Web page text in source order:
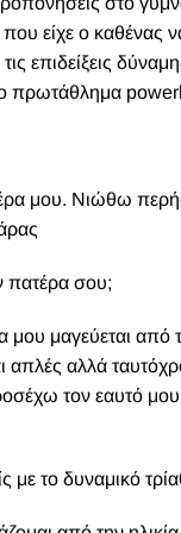
που είχε ο
επιδείξεις
πρωτάθλημα
μου. Νιώθω
πατέρα σου;
μου μαγεύεται από
αλλά
τον εαυτό
το δυναμικό